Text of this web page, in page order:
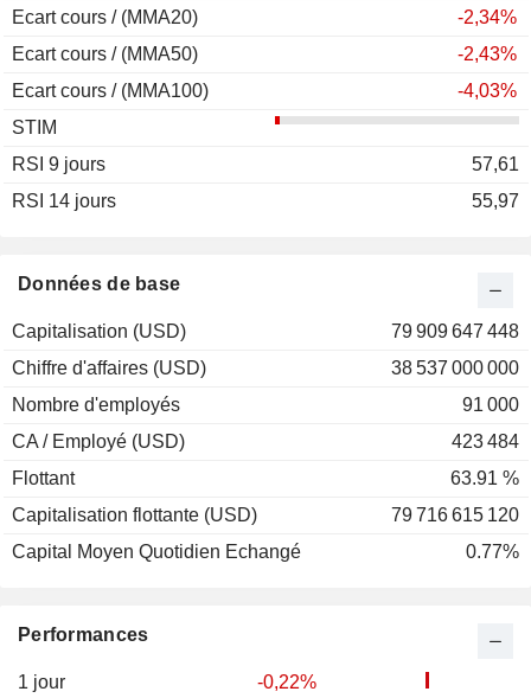
Performances
1 jour
-0,22%
Données de base
Capitalisation (USD)
79 909 647 448
Chiffre d'affaires (USD)
38 537 000 000
Nombre d'employés
91 000
CA / Employé (USD)
423 484
Flottant
63.91 %
Capitalisation flottante (USD)
79 716 615 120
Capital Moyen Quotidien Echangé
0.77%
Ecart cours / (MMA20)
-2,34%
Ecart cours / (MMA50)
-2,43%
Ecart cours / (MMA100)
-4,03%
STIM
RSI 9 jours
57,61
RSI 14 jours
55,97
2006
2005
2004
2003
-17,24%
2002
2001